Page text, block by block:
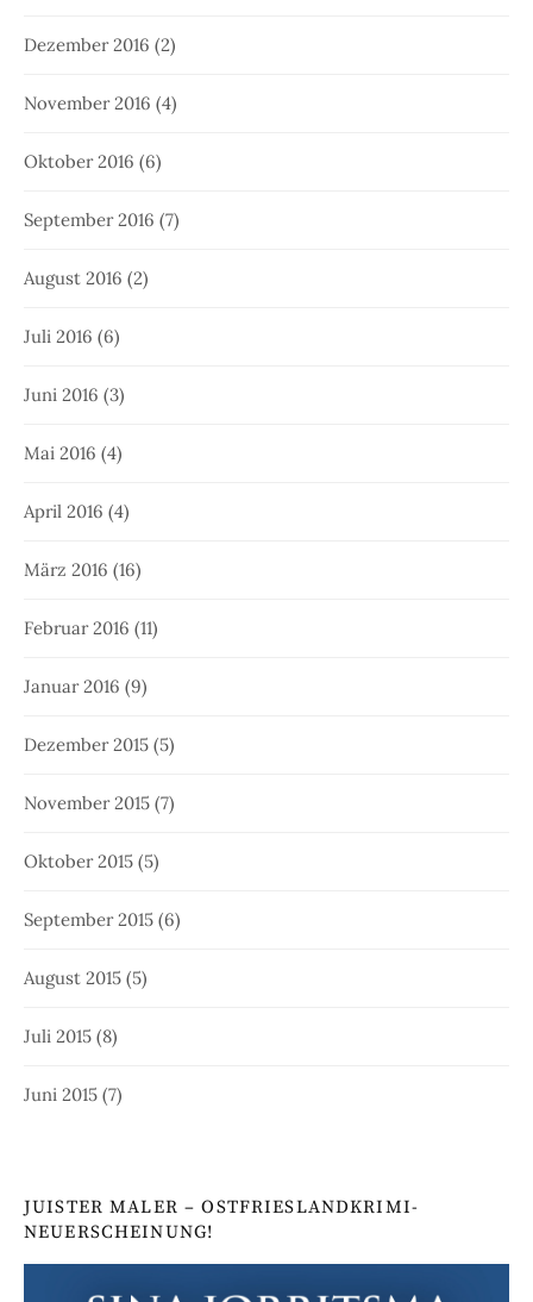
Dezember 2016 (2)
November 2016 (4)
Oktober 2016 (6)
September 2016 (7)
August 2016 (2)
Juli 2016 (6)
Juni 2016 (3)
Mai 2016 (4)
April 2016 (4)
März 2016 (16)
Februar 2016 (11)
Januar 2016 (9)
Dezember 2015 (5)
November 2015 (7)
Oktober 2015 (5)
September 2015 (6)
August 2015 (5)
Juli 2015 (8)
Juni 2015 (7)
JUISTER MALER – OSTFRIESLANDKRIMI-
NEUERSCHEINUNG!